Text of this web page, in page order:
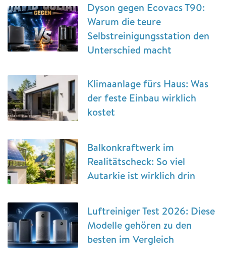
Dyson gegen Ecovacs T90:
Warum die teure
Selbstreinigungsstation den
Unterschied macht
Klimaanlage fürs Haus: Was
der feste Einbau wirklich
kostet
Balkonkraftwerk im
Realitätscheck: So viel
Autarkie ist wirklich drin
Luftreiniger Test 2026: Diese
Modelle gehören zu den
besten im Vergleich